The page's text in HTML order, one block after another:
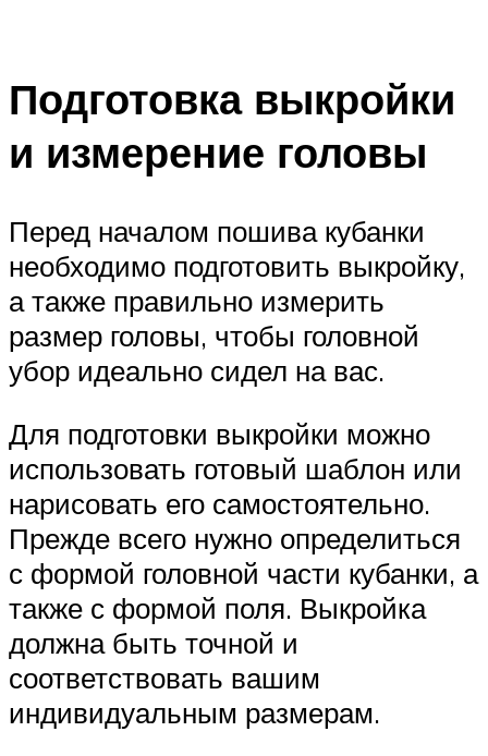
Подготовка выкройки
и измерение головы
Перед началом пошива кубанки
необходимо подготовить выкройку,
а также правильно измерить
размер головы, чтобы головной
убор идеально сидел на вас.
Для подготовки выкройки можно
использовать готовый шаблон или
нарисовать его самостоятельно.
Прежде всего нужно определиться
с формой головной части кубанки, а
также с формой поля. Выкройка
должна быть точной и
соответствовать вашим
индивидуальным размерам.